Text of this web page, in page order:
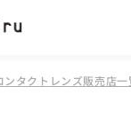
ンタクトレンズ販売店一